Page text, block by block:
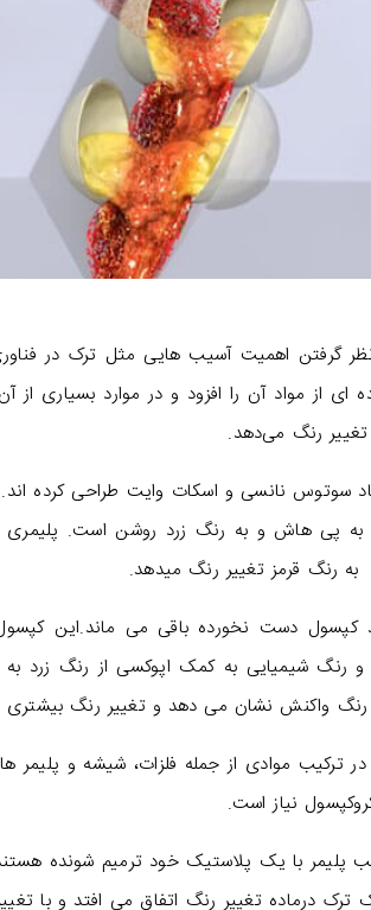
نظر گرفتن اهمیت آسیب هایی مثل ترک در
از مواد آن را افزود و در موارد بسیاری از
تغییر رنگ می‌دهد.
سوتوس نانسی و اسکات وایت طراحی کرده
پی هاش و به رنگ زرد روشن است. پلیمری
رنگ قرمز تغییر رنگ میدهد.
کپسول دست نخورده باقی می ماند.این
و رنگ شیمیایی به کمک اپوکسی از رنگ زرد
رنگ واکنش نشان می دهد و تغییر رنگ
در ترکیب موادی از جمله فلزات، شیشه و
نیاز است.
پلیمر با یک پلاستیک خود ترمیم شونده
ترک درماده تغییر رنگ اتفاق می افتد و با